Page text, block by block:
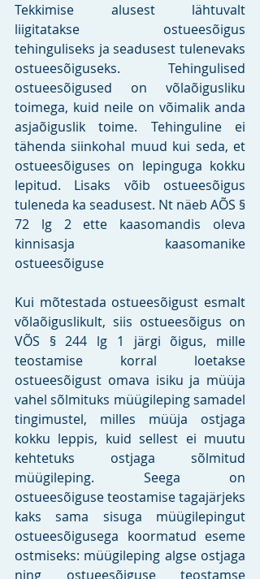
Tekkimise alusest lähtuvalt
liigitatakse ostueesõigus
tehinguliseks ja seadusest tulenevaks
ostueesõiguseks. Tehingulised
ostueesõigused on võlaõigusliku
toimega, kuid neile on võimalik anda
asjaõiguslik toime. Tehinguline ei
tähenda siinkohal muud kui seda, et
ostueesõiguses on lepinguga kokku
lepitud. Lisaks võib ostueesõigus
tuleneda ka seadusest. Nt näeb AÕS §
72 lg 2 ette kaasomandis oleva
kinnisasja kaasomanike
ostueesõiguse
Kui mõtestada ostueesõigust esmalt
võlaõiguslikult, siis ostueesõigus on
VÕS § 244 lg 1 järgi õigus, mille
teostamise korral loetakse
ostueesõigust omava isiku ja müüja
vahel sõlmituks müügileping samadel
tingimustel, milles müüja ostjaga
kokku leppis, kuid sellest ei muutu
kehtetuks ostjaga sõlmitud
müügileping. Seega on
ostueesõiguse teostamise tagajärjeks
kaks sama sisuga müügilepingut
ostueesõigusega koormatud eseme
ostmiseks: müügileping algse ostjaga
ning ostueesõiguse teostamse